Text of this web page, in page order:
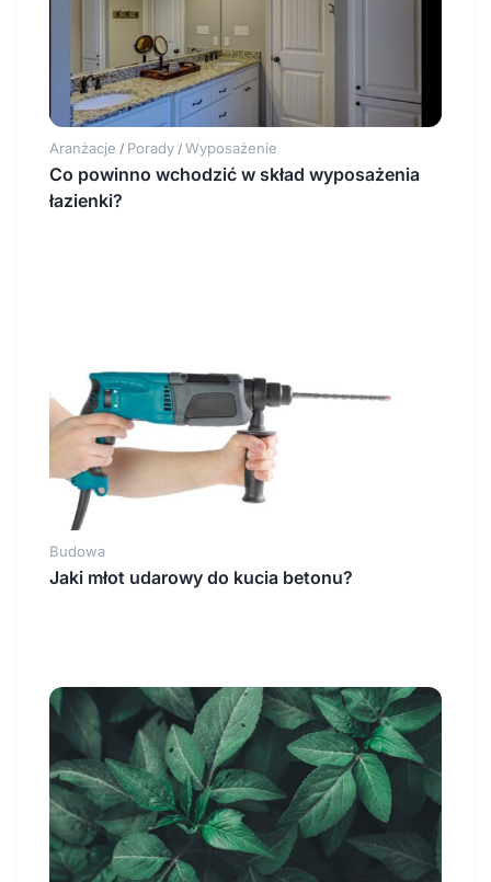
Aranżacje / Porady / Wyposażenie
Co powinno wchodzić w skład wyposażenia
łazienki?
Budowa
Jaki młot udarowy do kucia betonu?